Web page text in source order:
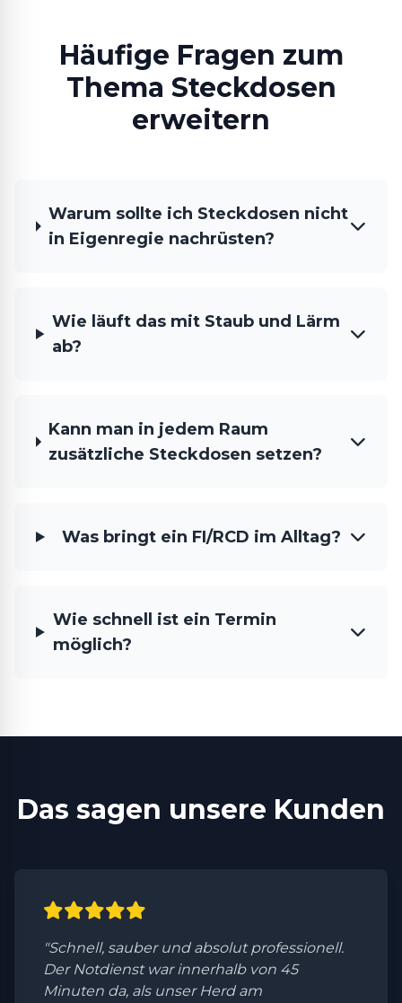
Häufige Fragen zum
Thema Steckdosen
erweitern
Warum sollte ich Steckdosen nicht
in Eigenregie nachrüsten?
Wie läuft das mit Staub und Lärm
ab?
Kann man in jedem Raum
zusätzliche Steckdosen setzen?
Was bringt ein FI/RCD im Alltag?
Wie schnell ist ein Termin
möglich?
Das sagen unsere Kunden
"Schnell, sauber und absolut professionell.
Der Notdienst war innerhalb von 45
Minuten da, als unser Herd am